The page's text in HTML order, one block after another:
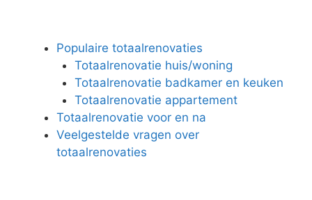
Populaire totaalrenovaties
Totaalrenovatie huis/woning
Totaalrenovatie badkamer en keuken
Totaalrenovatie appartement
Totaalrenovatie voor en na
Veelgestelde vragen over
totaalrenovaties